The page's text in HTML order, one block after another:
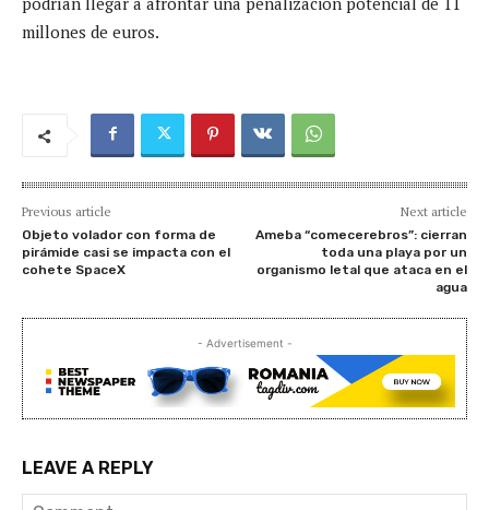
millones de euros.
Previous article
Objeto volador con forma de
pirámide casi se impacta con el
cohete SpaceX
Next article
Ameba “comecerebros”: cierran
toda una playa por un
organismo letal que ataca en el
agua
- Advertisement -
LEAVE A REPLY